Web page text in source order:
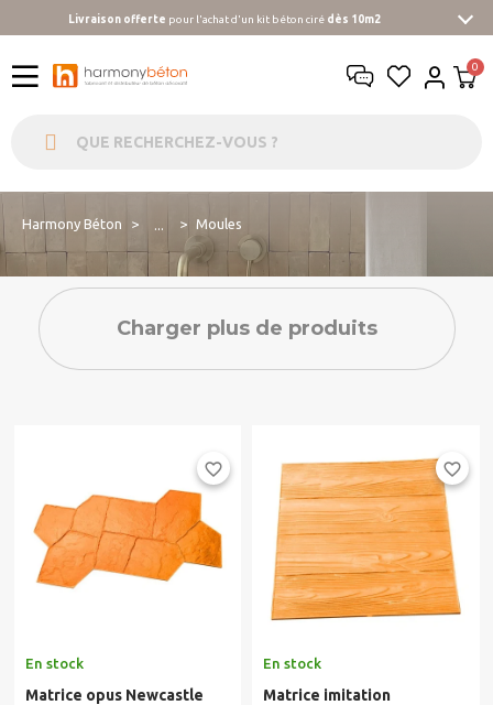
Livraison offerte pour l'achat d'un kit béton ciré dès 10m2
Harmony Béton ... Moules
Charger plus de produits
favorite_border
En stock
Matrice opus Newcastle
favorite_border
En stock
Matrice imitation